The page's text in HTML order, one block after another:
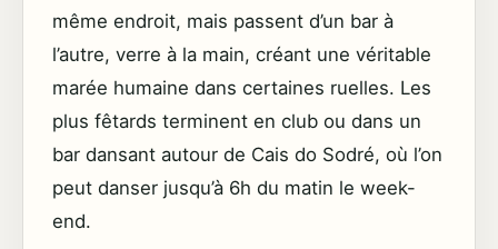
même endroit, mais passent d’un bar à
l’autre, verre à la main, créant une véritable
marée humaine dans certaines ruelles. Les
plus fêtards terminent en club ou dans un
bar dansant autour de Cais do Sodré, où l’on
peut danser jusqu’à 6h du matin le week-
end.